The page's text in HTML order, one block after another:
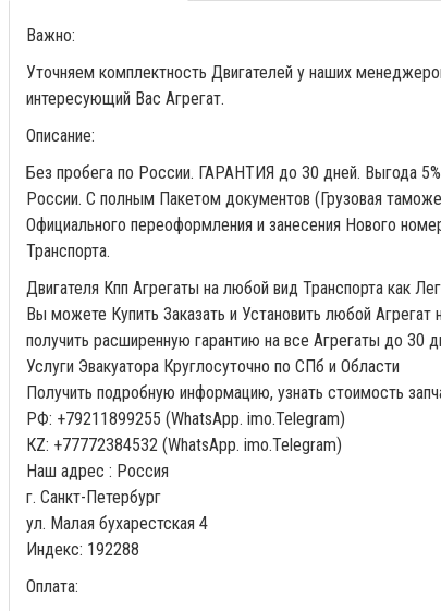
Важно:
Уточняем комплектность Двигателей у наших
интересующий Вас Агрегат.
Описание:
Без пробега по России. ГАРАНТИЯ до 30 дней. Выгода
России. С полным Пакетом документов (Грузовая
Официального переоформления и занесения Нового
Транспорта.
Двигателя Кпп Агрегаты на любой вид Транспорта как
Вы можете Купить Заказать и Установить любой
получить расширенную гарантию на все Агрегаты до 30
Услуги Эвакуатора Круглосуточно по СПб и Области
Получить подробную информацию, узнать стоимость
РФ: +79211899255 (WhatsApp. imo.Telegram)
КZ: +77772384532 (WhatsApp. imo.Telegram)
Наш адрес : Россия
г. Санкт-Петербург
ул. Малая бухарестская 4
Индекс: 192288
Оплата: